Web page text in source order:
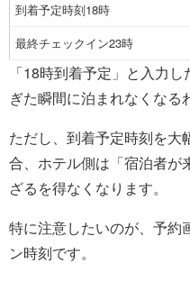
到着予定時刻18時
最終チェックイン23時
「18時到着予定」と入力
ぎた瞬間に泊まれなくなる
ただし、到着予定時刻を大
合、ホテル側は「宿泊者が
ざるを得なくなります。
特に注意したいのが、予約
ン時刻です。